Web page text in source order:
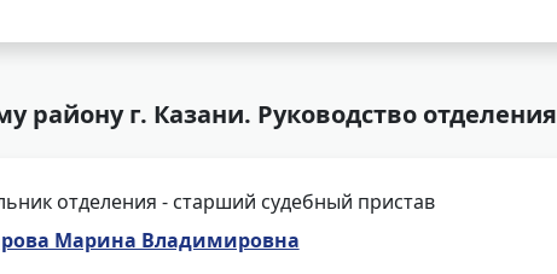
г. Казани. Руководство отделения
отделения - старший судебный пристав
Марина Владимировна